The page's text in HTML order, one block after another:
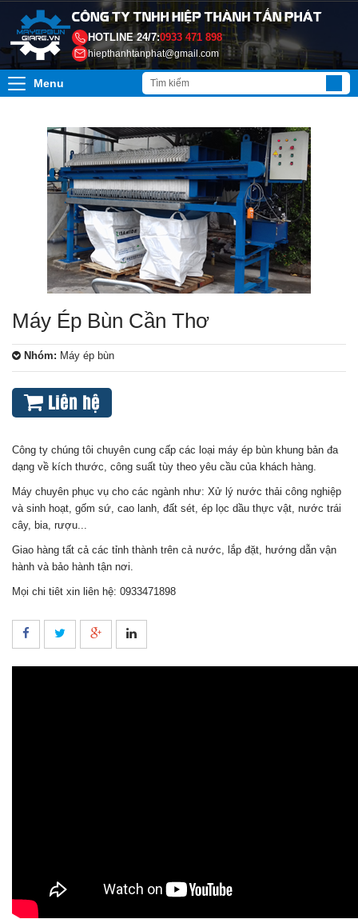
HOTLINE 24/7:0933 471 898
hiepthanhtanphat@gmail.com
Menu
Máy Ép Bùn Cần Thơ
Nhóm: Máy ép bùn
Liên hệ
Công ty chúng tôi chuyên cung cấp các loại máy ép bùn khung bản đa
dạng về kích thước, công suất tùy theo yêu cầu của khách hàng.
Máy chuyên phục vụ cho các ngành như: Xử lý nước thải công nghiệp
và sinh hoạt, gốm sứ, cao lanh, đất sét, ép lọc dầu thực vật, nước trái
cây, bia, rượu...
Giao hàng tất cả các tỉnh thành trên cả nước, lắp đặt, hướng dẫn vận
hành và bảo hành tận nơi.
Mọi chi tiêt xin liên hệ: 0933471898